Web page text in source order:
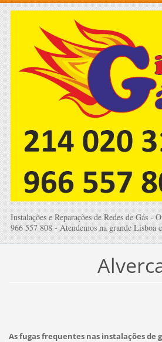
Instalações e Reparações de Redes de Gás -
966 557 808 - Atendemos na grande Lisboa
As fugas frequentes nas instalações de